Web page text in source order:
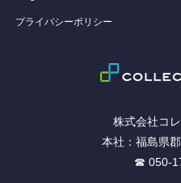
プライバシーポリシー
株式会社コ
本社：福島県
☎ 050-